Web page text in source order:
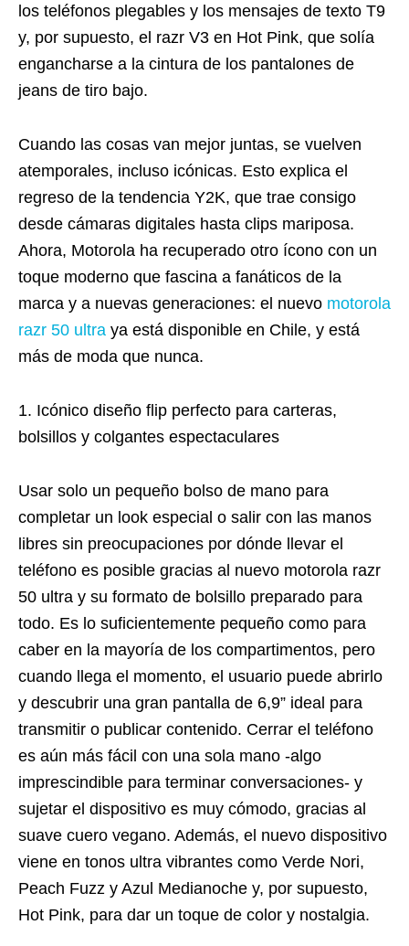
los teléfonos plegables y los mensajes de texto T9
y, por supuesto, el razr V3 en Hot Pink, que solía
engancharse a la cintura de los pantalones de
jeans de tiro bajo.
Cuando las cosas van mejor juntas, se vuelven
atemporales, incluso icónicas. Esto explica el
regreso de la tendencia Y2K, que trae consigo
desde cámaras digitales hasta clips mariposa.
Ahora, Motorola ha recuperado otro ícono con un
toque moderno que fascina a fanáticos de la
marca y a nuevas generaciones: el nuevo motorola
razr 50 ultra ya está disponible en Chile, y está
más de moda que nunca.
1. Icónico diseño flip perfecto para carteras,
bolsillos y colgantes espectaculares
Usar solo un pequeño bolso de mano para
completar un look especial o salir con las manos
libres sin preocupaciones por dónde llevar el
teléfono es posible gracias al nuevo motorola razr
50 ultra y su formato de bolsillo preparado para
todo. Es lo suficientemente pequeño como para
caber en la mayoría de los compartimentos, pero
cuando llega el momento, el usuario puede abrirlo
y descubrir una gran pantalla de 6,9” ideal para
transmitir o publicar contenido. Cerrar el teléfono
es aún más fácil con una sola mano -algo
imprescindible para terminar conversaciones- y
sujetar el dispositivo es muy cómodo, gracias al
suave cuero vegano. Además, el nuevo dispositivo
viene en tonos ultra vibrantes como Verde Nori,
Peach Fuzz y Azul Medianoche y, por supuesto,
Hot Pink, para dar un toque de color y nostalgia.